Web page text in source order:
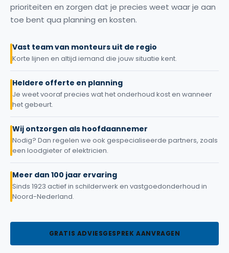
prioriteiten en zorgen dat je precies weet waar je aan
toe bent qua planning en kosten.
Vast team van monteurs uit de regio
Korte lijnen en altijd iemand die jouw situatie kent.
Heldere offerte en planning
Je weet vooraf precies wat het onderhoud kost en wanneer
het gebeurt.
Wij ontzorgen als hoofdaannemer
Nodig? Dan regelen we ook gespecialiseerde partners, zoals
een loodgieter of elektricien.
Meer dan 100 jaar ervaring
Sinds 1923 actief in schilderwerk en vastgoedonderhoud in
Noord-Nederland.
GRATIS ADVIESGESPREK AANVRAGEN